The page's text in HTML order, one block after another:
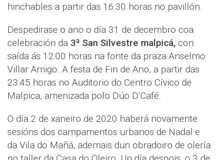
hinchables a partir das 16:30 horas no pavillón.
Despedirase o ano o día 31 de decembro coa
celebración da 3ª San Silvestre malpicá, con
saída ás 12:00 horas na fonte da praza Anselmo
Villar Amigo. A festa de Fin de Ano, a partir das
23:45 horas no Auditorio do Centro Cívico de
Malpica, amenizada polo Dúo D’Café.
O día 2 de xaneiro de 2020 haberá novamente
sesións dos campamentos urbanos de Nadal e
da Vila do Mañá, ademais dun obradoiro de olería